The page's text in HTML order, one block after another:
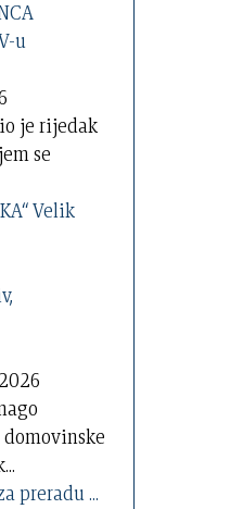
je rijedak
se
Velik
preradu ...